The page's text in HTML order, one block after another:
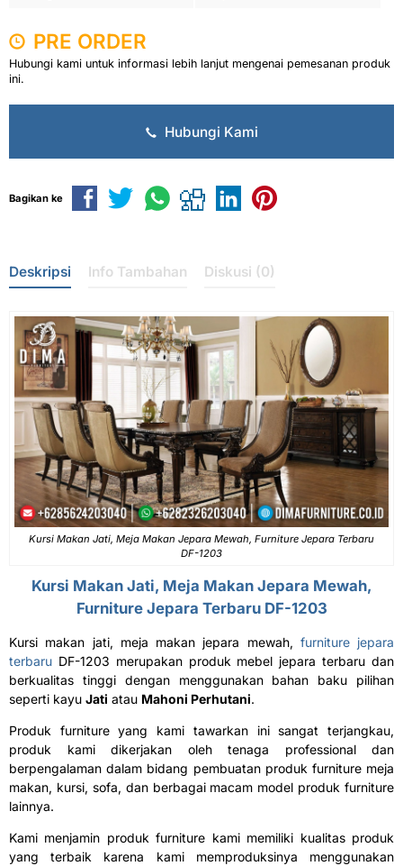
PRE ORDER
Hubungi kami untuk informasi lebih lanjut mengenai pemesanan produk
ini.
Hubungi Kami
Bagikan ke
Deskripsi Info Tambahan Diskusi (0)
Kursi Makan Jati, Meja Makan Jepara Mewah, Furniture Jepara Terbaru
DF-1203
Kursi Makan Jati, Meja Makan Jepara Mewah,
Furniture Jepara Terbaru DF-1203
Kursi makan jati, meja makan jepara mewah, furniture jepara
terbaru DF-1203 merupakan produk mebel jepara terbaru dan
berkualitas tinggi dengan menggunakan bahan baku pilihan
seperti kayu Jati atau Mahoni Perhutani.
Produk furniture yang kami tawarkan ini sangat terjangkau,
produk kami dikerjakan oleh tenaga professional dan
berpengalaman dalam bidang pembuatan produk furniture meja
makan, kursi, sofa, dan berbagai macam model produk furniture
lainnya.
Kami menjamin produk furniture kami memiliki kualitas produk
yang terbaik karena kami memproduksinya menggunakan